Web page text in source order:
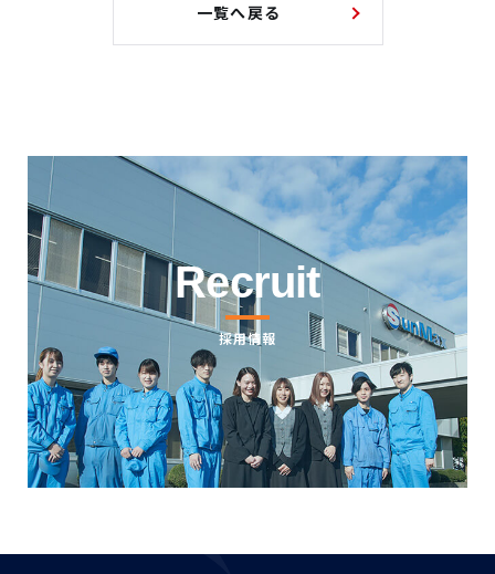
一覧へ戻る
Recruit
採用情報